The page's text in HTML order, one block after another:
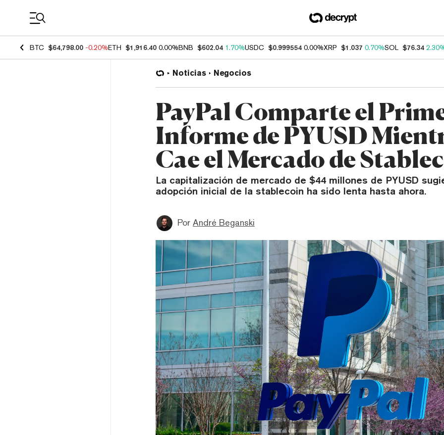
BTC $64,798.00 -0.20%ETH $1,916.40 0.00%BNB $602.04 1.70%USDC $0.999554 0.00%XRP $1.037 0.70%SOL $76.34
Noticias Negocios
PayPal Comparte el
Informe de PYUSD
Cae el Mercado de
La capitalización de mercado de $44 millones de PYUSD
adopción inicial de la stablecoin ha sido lenta hasta ahora.
Por André Beganski